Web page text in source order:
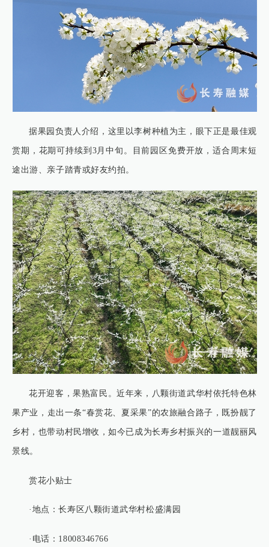
据果园负责人介绍，这里以李树种植为主，眼下正是最佳观
赏期，花期可持续到3月中旬。目前园区免费开放，适合周末短
途出游、亲子踏青或好友约拍。
花开迎客，果熟富民。近年来，八颗街道武华村依托特色林
果产业，走出一条“春赏花、夏采果”的农旅融合路子，既扮靓了
乡村，也带动村民增收，如今已成为长寿乡村振兴的一道靓丽风
景线。
赏花小贴士
·地点：长寿区八颗街道武华村松盛满园
·电话：18008346766